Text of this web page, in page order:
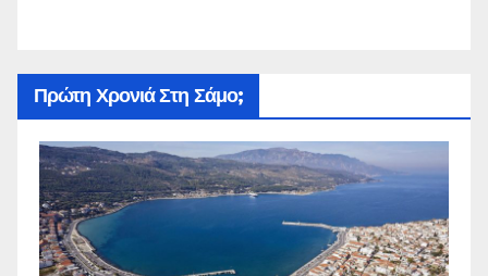
Πρώτη Χρονιά Στη Σάμο;